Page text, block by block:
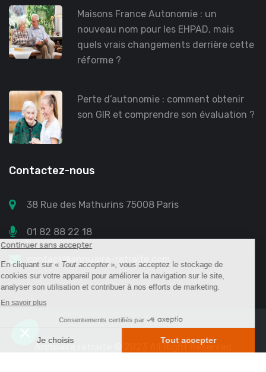
Maisons France Autonomie : un
nouveau nom pour les EHPAD, mais
quels vrais changements derrière cette
réforme ?
Perte d’autonomie : comment obtenir
son GIR et comprendre son évaluation ?
Contactez-nous
38 Rue des Mathurins 75008 Paris
01 82 88 22 18
contact@annuaire-retraite.com
© 2023 All Right Reserved